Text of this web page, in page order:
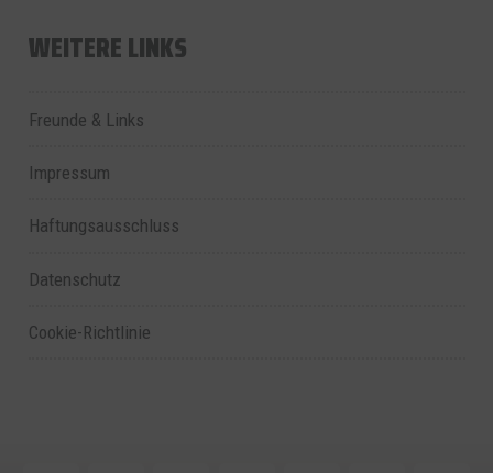
WEITERE LINKS
Freunde & Links
Impressum
Haftungsausschluss
Datenschutz
Cookie-Richtlinie